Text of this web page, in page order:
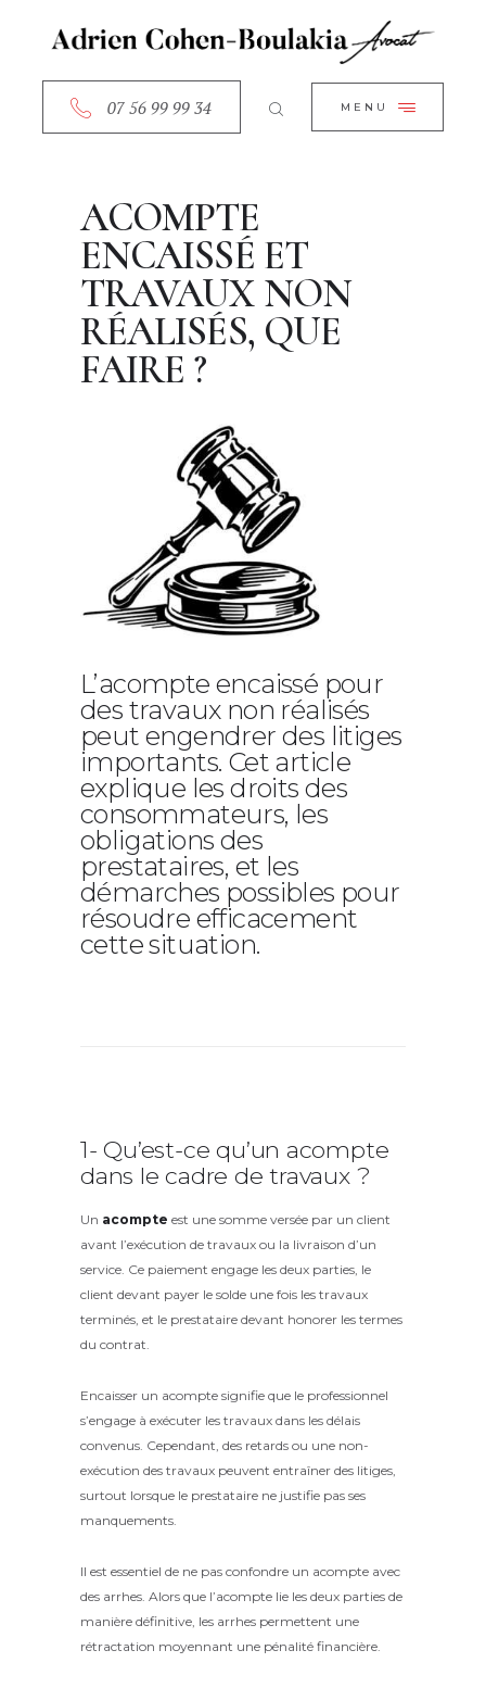
07 56 99 99 34 MENU
CLOSE
ACCUEIL
SERVICES
CONTACT
ACOMPTE
ENCAISSÉ ET
TRAVAUX NON
RÉALISÉS, QUE
FAIRE ?
L’acompte encaissé pour
des travaux non réalisés
peut engendrer des litiges
importants. Cet article
explique les droits des
consommateurs, les
obligations des
prestataires, et les
démarches possibles pour
résoudre efficacement
cette situation.
1- Qu’est-ce qu’un acompte
dans le cadre de travaux ?
Un acompte est une somme versée par un client
avant l’exécution de travaux ou la livraison d’un
service. Ce paiement engage les deux parties, le
client devant payer le solde une fois les travaux
terminés, et le prestataire devant honorer les termes
du contrat.
Encaisser un acompte signifie que le professionnel
s’engage à exécuter les travaux dans les délais
convenus. Cependant, des retards ou une non-
exécution des travaux peuvent entraîner des litiges,
surtout lorsque le prestataire ne justifie pas ses
manquements.
Il est essentiel de ne pas confondre un acompte avec
des arrhes. Alors que l’acompte lie les deux parties de
manière définitive, les arrhes permettent une
rétractation moyennant une pénalité financière.